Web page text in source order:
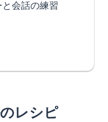
会話の練習
レシピ